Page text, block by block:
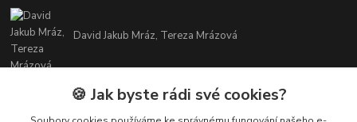
David Jakub Mráz, Tereza Mrázová
info@bylinky-maya.cz
🍪 Jak byste rádi své cookies?